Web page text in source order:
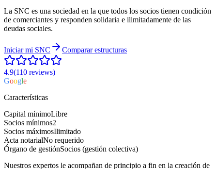
La SNC es una sociedad en la que todos los socios tienen condición
de comerciantes y responden solidaria e ilimitadamente de las
deudas sociales.
Iniciar mi SNC Comparar estructuras
4.9(110 reviews)
Google
Características
Capital mínimoLibre
Socios mínimos2
Socios máximosIlimitado
Acta notarialNo requerido
Órgano de gestiónSocios (gestión colectiva)
Nuestros expertos le acompañan de principio a fin en la creación de